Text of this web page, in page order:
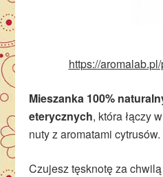
https://
Mieszanka 100%
eterycznych, która łączy
nuty z aromatami cytrusów.
Czujesz tęsknotę za